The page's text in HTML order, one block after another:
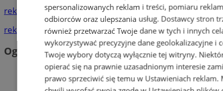
reklama
reklama
Ogłoszenia
spersonalizowanych reklam i treści, pomiaru
odbiorców oraz ulepszania usług. Dostawcy stron
również przetwarzać Twoje dane w tych i innych
wykorzystywać precyzyjne dane geolokalizacyjne i
Twoje wybory dotyczą wyłącznie tej witryny.
opierać się na prawnie uzasadnionym interesie
prawo sprzeciwić się temu w Ustawieniach reklam.